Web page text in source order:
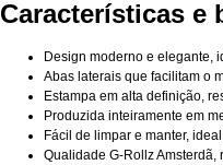
Características e
Design moderno e elegante,
Abas laterais que facilitam o
Estampa em alta definição,
Produzida inteiramente em
Fácil de limpar e manter,
Qualidade G-Rollz